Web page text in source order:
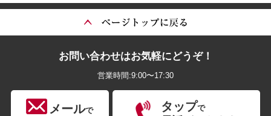
お問い合わせはお気軽にどうぞ！
営業時間:9:00〜17:30
メールで タップで